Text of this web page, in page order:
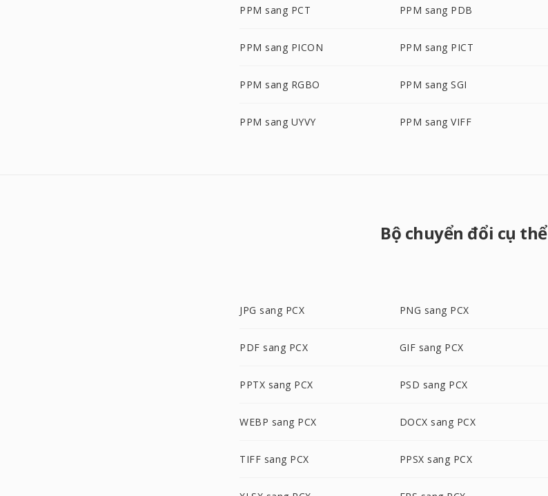
PPM sang PCT PPM sang PDB
PPM sang PICON PPM sang PICT
PPM sang RGBO PPM sang SGI
PPM sang UYVY PPM sang VIFF
Bộ chuyển đổi cụ thể
JPG sang PCX PNG sang PCX
PDF sang PCX GIF sang PCX
PPTX sang PCX PSD sang PCX
WEBP sang PCX DOCX sang PCX
TIFF sang PCX PPSX sang PCX